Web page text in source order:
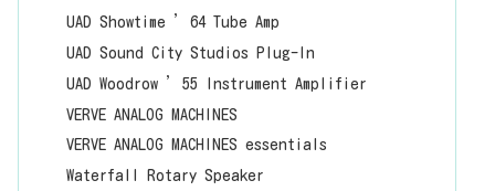
UAD Showtime ’64 Tube Amp
UAD Sound City Studios Plug-In
UAD Woodrow ’55 Instrument Amplifier
VERVE ANALOG MACHINES
VERVE ANALOG MACHINES essentials
Waterfall Rotary Speaker